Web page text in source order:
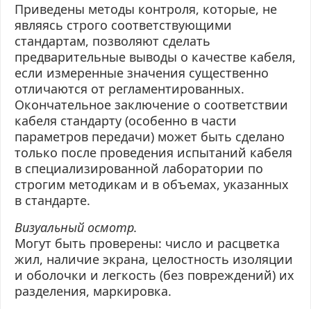
Приведены методы контроля, которые, не
являясь строго соответствующими
стандартам, позволяют сделать
предварительные выводы о качестве кабеля,
если измеренные значения существенно
отличаются от регламентированных.
Окончательное заключение о соответствии
кабеля стандарту (особенно в части
параметров передачи) может быть сделано
только после проведения испытаний кабеля
в специализированной лаборатории по
строгим методикам и в объемах, указанных
в стандарте.
Визуальный осмотр.
Могут быть проверены: число и расцветка
жил, наличие экрана, целостность изоляции
и оболочки и легкость (без повреждений) их
разделения, маркировка.